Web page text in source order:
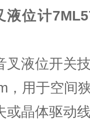
位计
叉液位开关
，用于空间
或晶体驱动